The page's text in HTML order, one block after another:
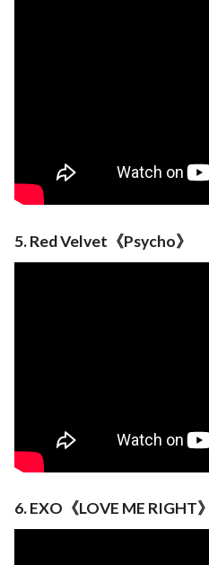
5. Red Velvet《Psycho》
6. EXO《LOVE ME RIGHT》